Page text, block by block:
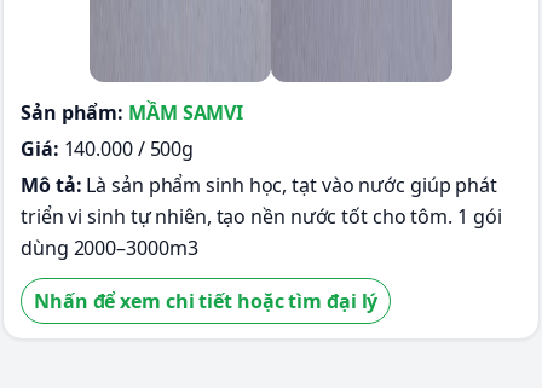
Sản phẩm: MẦM SAMVI
Giá: 140.000 / 500g
Mô tả: Là sản phẩm sinh học, tạt vào nước giúp phát
triển vi sinh tự nhiên, tạo nền nước tốt cho tôm. 1 gói
dùng 2000–3000m3
Nhấn để xem chi tiết hoặc tìm đại lý